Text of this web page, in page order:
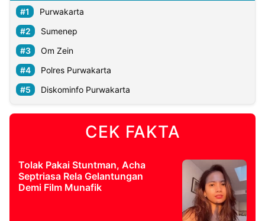
Purwakarta
Sumenep
Om Zein
Polres Purwakarta
Diskominfo Purwakarta
CEK FAKTA
Tolak Pakai Stuntman, Acha
Septriasa Rela Gelantungan
Demi Film Munafik